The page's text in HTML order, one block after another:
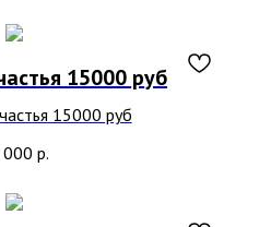
15000 руб
15000 руб
р.